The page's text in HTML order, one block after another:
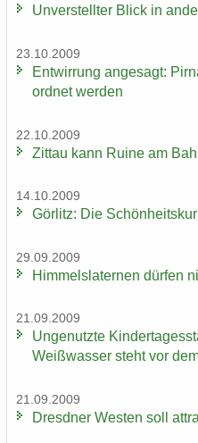
Un­ver­stell­ter Blick in
23.10.2009
Ent­wir­rung an­ge­sagt:
ord­net wer­den
22.10.2009
Zit­tau kann Ruine am
14.10.2009
Gör­litz: Die
29.09.2009
Him­mels­la­ter­nen dür­fen
21.09.2009
Un­ge­nutz­te
Weiß­was­ser steht vor
21.09.2009
Dresd­ner Wes­ten soll